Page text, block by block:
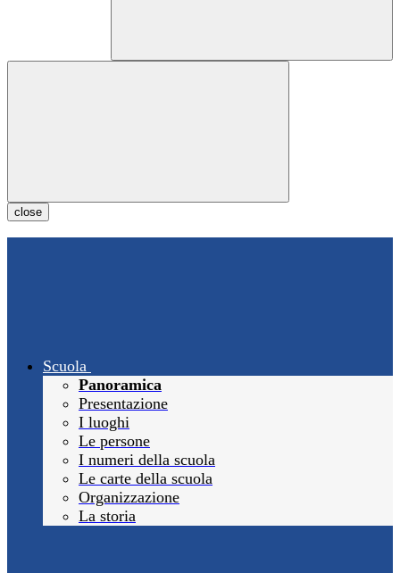
close
Scuola
Panoramica
Presentazione
I luoghi
Le persone
I numeri della scuola
Le carte della scuola
Organizzazione
La storia